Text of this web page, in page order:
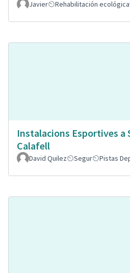
Javier Rehabilitación ecológica
Instalacions Esportives a
Calafell
David Quilez Segur Pistas